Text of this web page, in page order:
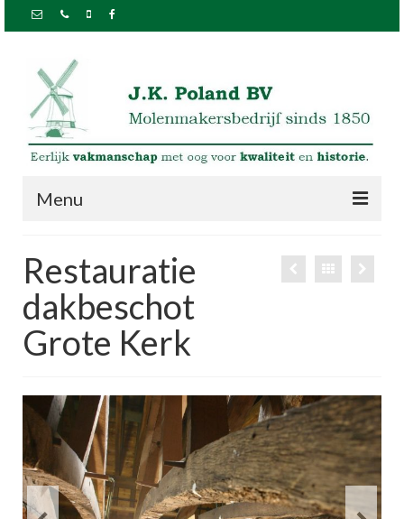
Menu
Over ons
Projecten
Molens
Kerken en torens
Schilderwerk
Contact
Restauratie
dakbeschot
Grote Kerk